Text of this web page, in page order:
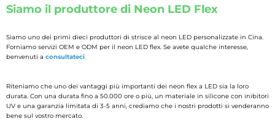
Siamo il produttore di Neon LED Flex
Siamo uno dei primi dieci produttori di strisce al neon LED personalizzate in Cina.
Forniamo servizi OEM e ODM per il neon LED flex. Se avete qualche interesse,
benvenuti a consultateci.
Riteniamo che uno dei vantaggi più importanti dei neon flex a LED sia la loro
durata. Con una durata fino a 50.000 ore o più, un materiale in silicone con inibitori
UV e una garanzia limitata di 3-5 anni, crediamo che i nostri prodotti si venderanno
bene sul vostro mercato.